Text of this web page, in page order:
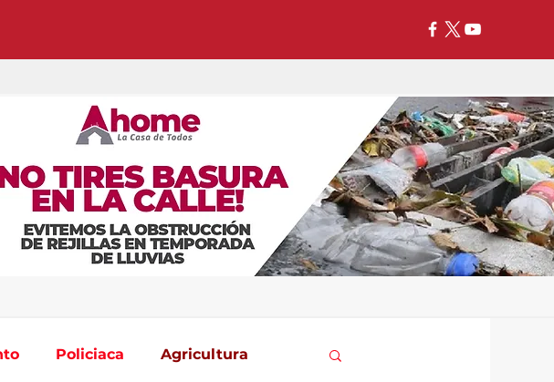
Policiaca Agricultura